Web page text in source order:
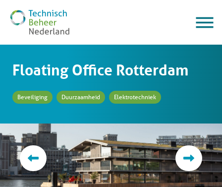
Floating Office Rotterdam
Beveiliging Duurzaamheid Elektrotechniek